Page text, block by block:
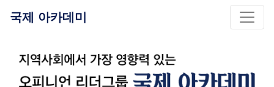
국제 아카데미